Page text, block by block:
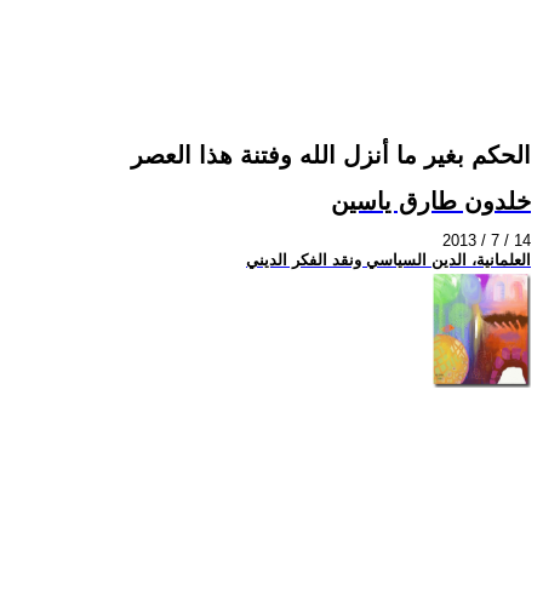
الحكم بغير ما أنزل الله وفتنة هذا العصر
خلدون طارق ياسين
2013 / 7 / 14
العلمانية، الدين السياسي ونقد الفكر الديني